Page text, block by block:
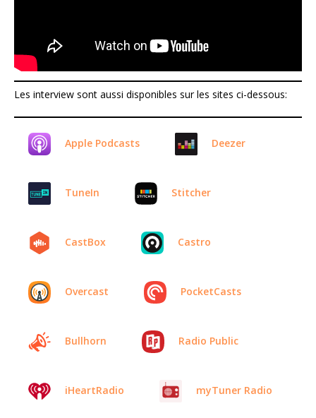
Les interview sont aussi disponibles sur les sites ci-dessous:
Apple Podcasts Deezer
TuneIn Stitcher
CastBox Castro
Overcast PocketCasts
Bullhorn Radio Public
iHeartRadio myTuner Radio